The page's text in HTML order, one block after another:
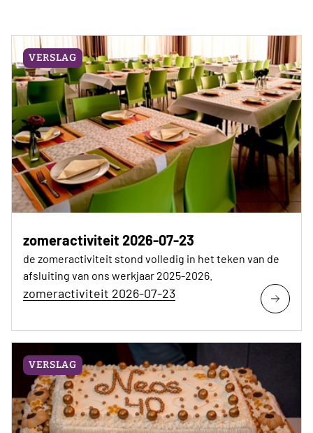
VERSLAG
zomeractiviteit 2026-07-23
de zomeractiviteit stond volledig in het teken van de
afsluiting van ons werkjaar 2025-2026.
zomeractiviteit 2026-07-23
VERSLAG